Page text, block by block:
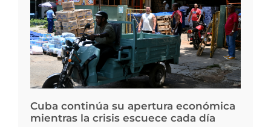
Cuba continúa su apertura económica
mientras la crisis escuece cada día